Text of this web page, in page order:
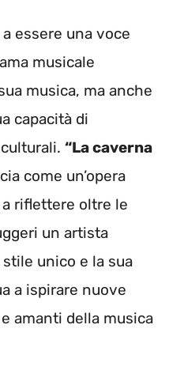
essere una voce
musicale
musica, ma anche
capacità di
“La caverna
come un’opera
riflettere oltre le
un artista
unico e la sua
a ispirare nuove
amanti della musica